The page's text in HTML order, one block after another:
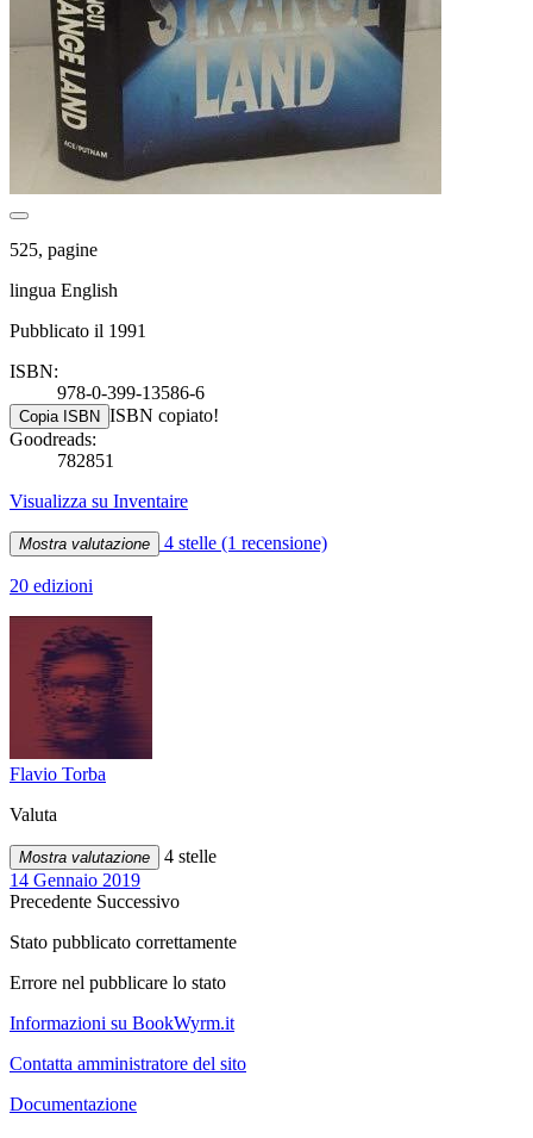
525, pagine
lingua English
Pubblicato il 1991
ISBN:
978-0-399-13586-6
Copia ISBN ISBN copiato!
Goodreads:
782851
Visualizza su Inventaire
Mostra valutazione 4 stelle (1 recensione)
20 edizioni
Flavio Torba
Valuta
Mostra valutazione
4 stelle
14 Gennaio 2019
Precedente Successivo
Stato pubblicato correttamente
Errore nel pubblicare lo stato
Informazioni su BookWyrm.it
Contatta amministratore del sito
Documentazione